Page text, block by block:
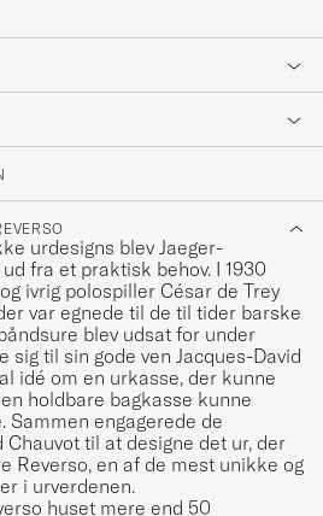
urdesigns blev Jaeger-
fra et praktisk behov. I 1930
ivrig polospiller César de Trey
var egnede til de til tider barske
blev udsat for under
sig til sin gode ven Jacques-David
idé om en urkasse, der kunne
holdbare bagkasse kunne
Sammen engagerede de
til at designe det ur, der
Reverso, en af de mest unikke og
i urverdenen.
huset mere end 50